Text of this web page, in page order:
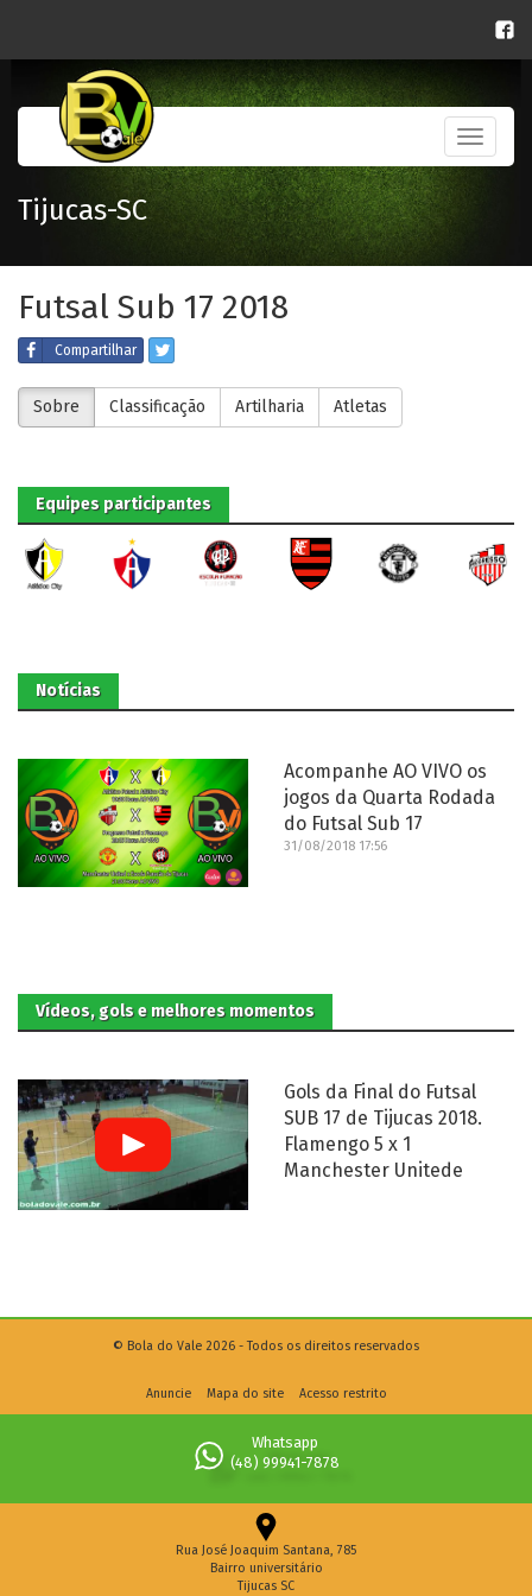
Toggle
Tijucas-SC
Futsal Sub 17 2018
Compartilhar
Sobre Classificação Artilharia Atletas
Equipes participantes
Notícias
Acompanhe AO VIVO os
jogos da Quarta Rodada
do Futsal Sub 17
31/08/2018 17:56
Vídeos, gols e melhores momentos
Gols da Final do Futsal
SUB 17 de Tijucas 2018.
Flamengo 5 x 1
Manchester Unitede
© Bola do Vale 2026 - Todos os direitos reservados
Anuncie Mapa do site Acesso restrito
Whatsapp
(48) 99941-7878
Rua José Joaquim Santana, 785
Bairro universitário
Tijucas SC